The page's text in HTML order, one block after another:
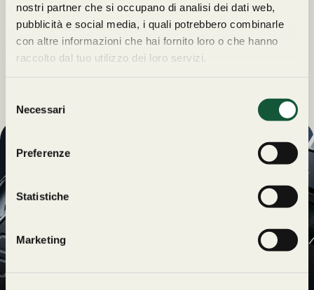
nostri partner che si occupano di analisi dei dati web,
pubblicità e social media, i quali potrebbero combinarle
con altre informazioni che hai fornito loro o che hanno
raccolto dal tuo utilizzo dei loro servizi.
l
i
o
n
e
l
Necessari
Preferenze
Statistiche
Marketing
UN REGALO
PER TE
Orologeria Cavour e